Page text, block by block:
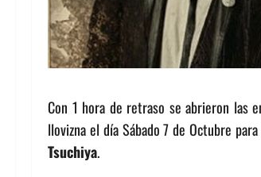
Con 1 hora de retraso se abrieron las
llovizna el día Sábado 7 de Octubre
Tsuchiya.